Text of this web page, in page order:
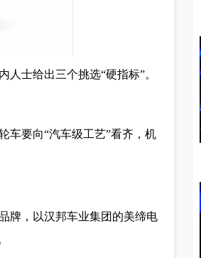
士给出三个挑选“硬指标”。
车要向“汽车级工艺”看齐，机
牌，以汉邦车业集团的美缔电